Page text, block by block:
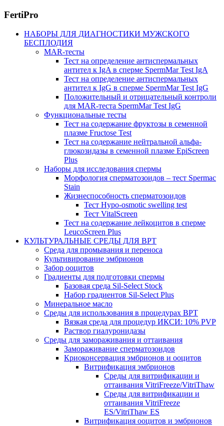
FertiPro
НАБОРЫ ДЛЯ ДИАГНОСТИКИ МУЖСКОГО
БЕСПЛОДИЯ
MAR-тесты
Тест на определение антиспермальных
антител к IgA в сперме SpermMar Test IgA
Тест на определение антиспермальных
антител к IgG в сперме SpermMar Test IgG
Положительный и отрицательный контроли
для MAR-теста SpermMar Test IgG
Функциональные тесты
Тест на содержание фруктозы в семенной
плазме Fructose Test
Тест на содержание нейтральной альфа-
глюкозидазы в семенной плазме EpiScreen
Plus
Наборы для исследования спермы
Морфология сперматозоидов – тест Spermac
Stain
Жизнеспособность сперматозоидов
Тест Hypo-osmotic swelling test
Тест VitalScreen
Тест на содержание лейкоцитов в сперме
LeucoScreen Plus
КУЛЬТУРАЛЬНЫЕ СРЕДЫ ДЛЯ ВРТ
Среда для промывания и переноса
Культивирование эмбрионов
Забор ооцитов
Градиенты для подготовки спермы
Базовая среда Sil-Select Stock
Набор градиентов Sil-Select Plus
Минеральное масло
Среды для использования в процедурах ВРТ
Вязкая среда для процедур ИКСИ: 10% PVP
Раствор гиалуронидазы
Среды для замораживания и оттаивания
Замораживание сперматозоидов
Криоконсервация эмбрионов и ооцитов
Витрификация эмбрионов
Среды для витрификации и
оттаивания VitriFreeze/VitriThaw
Среды для витрификации и
оттаивания VitriFreeze
ES/VitriThaw ES
Витрификация ооцитов и эмбрионов